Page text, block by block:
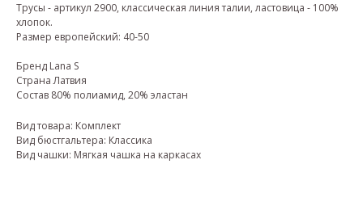
Трусы - артикул 2900, классическая линия талии, ластовица - 100%
хлопок.
Размер европейский: 40-50
Бренд Lana S
Страна Латвия
Состав 80% полиамид, 20% эластан
Вид товара: Комплект
Вид бюстгальтера: Классика
Вид чашки: Мягкая чашка на каркасах